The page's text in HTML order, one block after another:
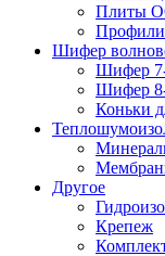
Плиты
Профили
Шифер
Шифер
Шифер
Коньки
Другое
Крепеж